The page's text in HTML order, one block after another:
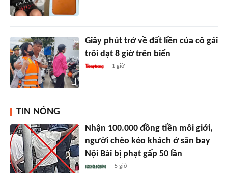
Giây phút trở về đất liền của cô gái
trôi dạt 8 giờ trên biển
1 giờ
TIN NÓNG
Nhận 100.000 đồng tiền môi giới,
người chèo kéo khách ở sân bay
Nội Bài bị phạt gấp 50 lần
5 giờ